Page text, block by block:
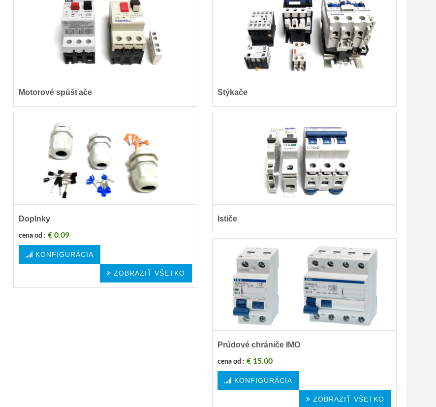
Motorové spúšťače Stýkače
Doplnky
cena od : € 0.09
KONFIGURÁCIA
ZOBRAZIŤ VŠETKO
Ističe
Prúdové chrániče IMO
cena od : € 15.00
KONFIGURÁCIA
ZOBRAZIŤ VŠETKO